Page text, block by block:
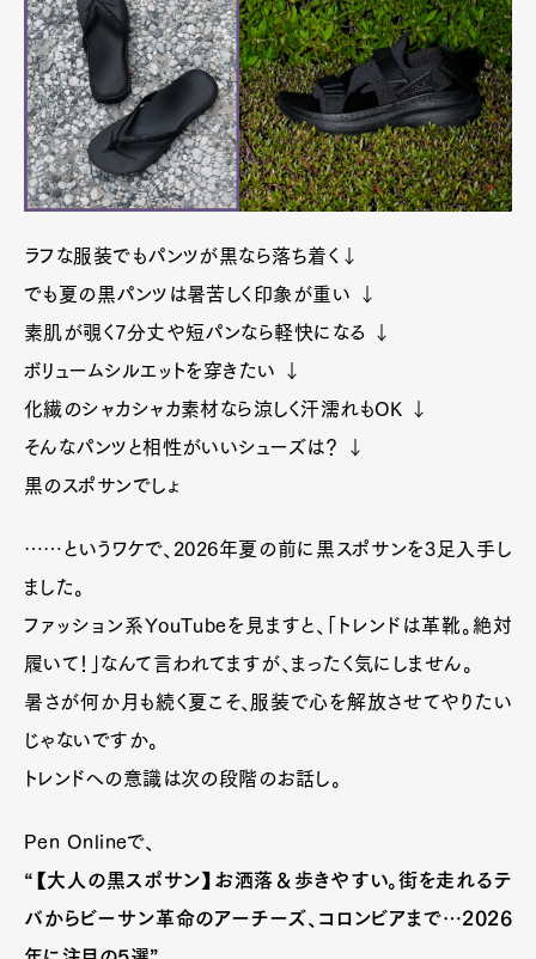
ラフな服装でもパンツが黒なら落ち着く↓
でも夏の黒パンツは暑苦しく印象が重い ↓
素肌が覗く7分丈や短パンなら軽快になる ↓
ボリュームシルエットを穿きたい ↓
化繊のシャカシャカ素材なら涼しく汗濡れもOK ↓
そんなパンツと相性がいいシューズは？ ↓
黒のスポサンでしょ
……というワケで、2026年夏の前に黒スポサンを3足入手し
ました。
ファッション系YouTubeを見ますと、「トレンドは革靴。絶対
履いて！」なんて言われてますが、まったく気にしません。
暑さが何か月も続く夏こそ、服装で心を解放させてやりたい
じゃないですか。
トレンドへの意識は次の段階のお話し。
Pen Onlineで、
“【大人の黒スポサン】お洒落＆歩きやすい。街を走れるテ
バからビーサン革命のアーチーズ、コロンビアまで…2026